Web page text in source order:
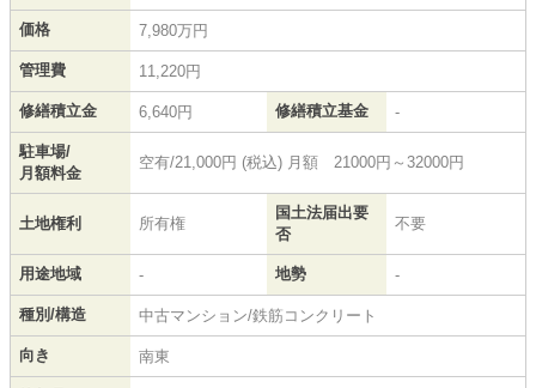
価格 7,980万円
管理費 11,220円
修繕積立金 6,640円 修繕積立基金 -
駐車場/
月額料金
空有/21,000円 (税込) 月額 21000円～32000円
土地権利 所有権
国土法届出要
否
不要
用途地域 - 地勢 -
種別/構造 中古マンション/鉄筋コンクリート
向き 南東